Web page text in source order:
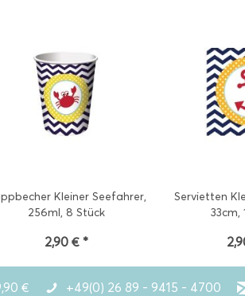
Kleiner Seefahrer,
256ml, 8 Stück
2,90 € *
Servietten
33cm,
€ +49(0) 26 89 - 9415 - 4700